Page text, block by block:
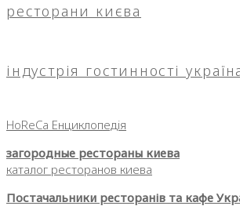
ресторани києва
індустрія гостинності
HoReCa Енциклопедія
загородные рестораны киева
каталог ресторанов киева
Постачальники ресторанів та кафе